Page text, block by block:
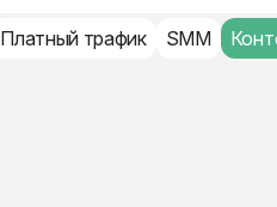
Платный трафик SMM